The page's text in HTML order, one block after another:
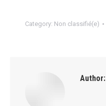
Category: Non classifié(e)
Author: